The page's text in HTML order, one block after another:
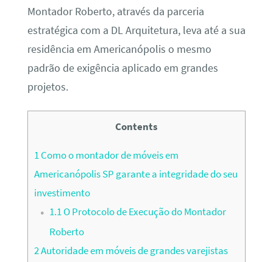
Montador Roberto, através da parceria
estratégica com a DL Arquitetura, leva até a sua
residência em Americanópolis o mesmo
padrão de exigência aplicado em grandes
projetos.
Contents
1Como o montador de móveis em
Americanópolis SP garante a integridade do seu
investimento
1.1O Protocolo de Execução do Montador
Roberto
2Autoridade em móveis de grandes varejistas